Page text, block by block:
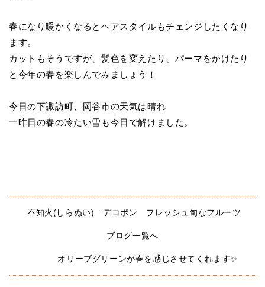
春になり暖かくなるとヘアスタイルもチェンジしたくなり
ます。
カットもそうですが、髪色を変えたり、パーマをかけたり
と今年の春を楽しんでみましょう！
今日の下諏訪町、岡谷市の天気は晴れ
一昨日の春の冷たい雪も今日で解けました。
不知火(しらぬい) デコポン フレッシュ旬なフルーツ
ブログ一覧へ
オリーブグリーンが春を感じさせてくれます✨